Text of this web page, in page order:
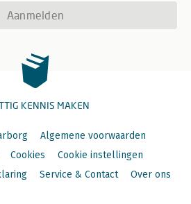
Aanmelden
KENNIS MAKEN
Algemene voorwaarden
Cookies
Cookie instellingen
Service & Contact Over ons